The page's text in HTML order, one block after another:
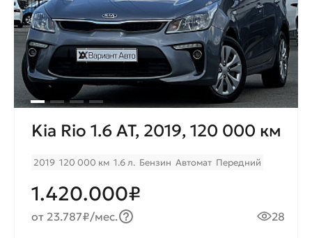
Kia Rio 1.6 AT, 2019, 120 000 км
2019 120 000 км 1.6 л. Бензин Автомат Передний
1.420.000₽
от 23.787₽/мес. 28